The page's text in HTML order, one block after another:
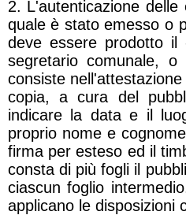
2. L'autenticazione
quale è stato emesso o
deve essere prodotto il
segretario comunale,
consiste
copia, a cura del
indicare la data e il
proprio nome e
firma per esteso ed il
consta di più fogli il
ciascun foglio
applicano le disposizioni